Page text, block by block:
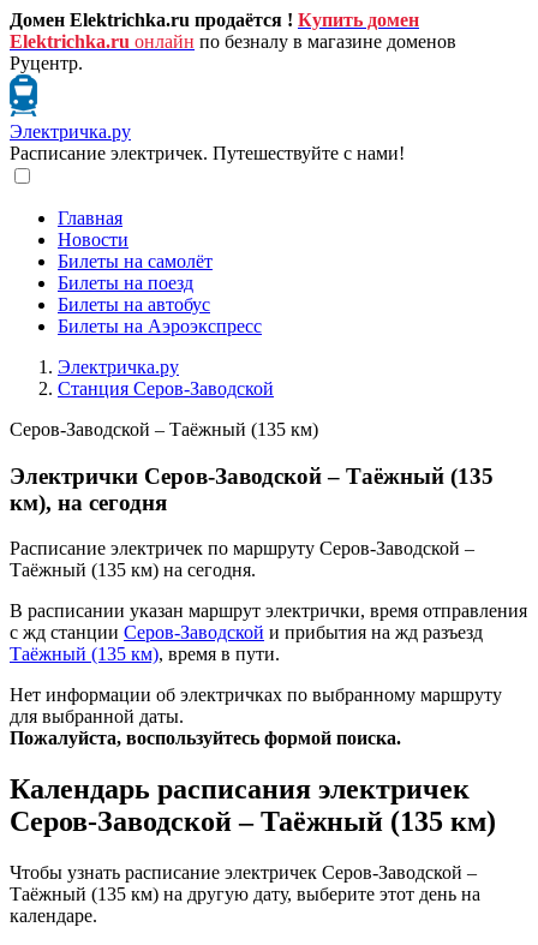
Домен Elektrichka.ru продаётся ! Купить домен
Elektrichka.ru онлайн по безналу в магазине доменов
Руцентр.
Электричка.ру
Расписание электричек. Путешествуйте с нами!
Главная
Новости
Билеты на самолёт
Билеты на поезд
Билеты на автобус
Билеты на Аэроэкспресс
Электричка.ру
Станция Серов-Заводской
Серов-Заводской – Таёжный (135 км)
Электрички Серов-Заводской – Таёжный (135
км), на сегодня
Расписание электричек по маршруту Серов-Заводской –
Таёжный (135 км) на сегодня.
В расписании указан маршрут электрички, время отправления
с жд станции Серов-Заводской и прибытия на жд разъезд
Таёжный (135 км), время в пути.
Нет информации об электричках по выбранному маршруту
для выбранной даты.
Пожалуйста, воспользуйтесь формой поиска.
Календарь расписания электричек
Серов-Заводской – Таёжный (135 км)
Чтобы узнать расписание электричек Серов-Заводской –
Таёжный (135 км) на другую дату, выберите этот день на
календаре.